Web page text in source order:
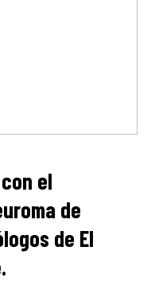
el
de
de El